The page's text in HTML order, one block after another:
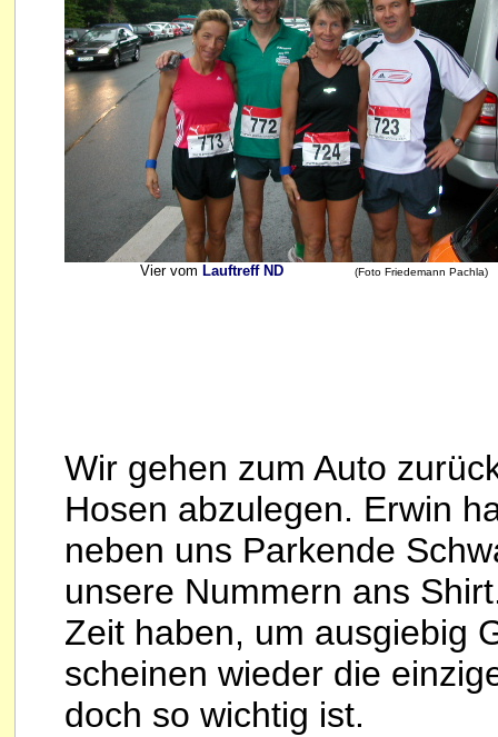
Vier vom Lauftreff ND (Foto Friedemann Pachla)
Wir gehen zum Auto
Hosen abzulegen. Erwin
neben uns Parkende
unsere Nummern ans
Zeit haben, um ausgiebig
scheinen wieder die
doch so wichtig ist.